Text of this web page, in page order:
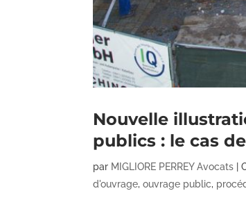
Nouvelle
publics : le cas
par MIGLIORE PERREY Avocats |
d'ouvrage,ouvrage public,